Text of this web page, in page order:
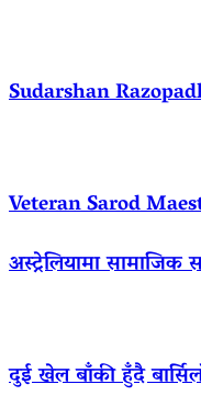
Sudarshan
Veteran Sarod
अस्ट्रेलियामा सामाजिक
दुई खेल बाँकी हुँदै